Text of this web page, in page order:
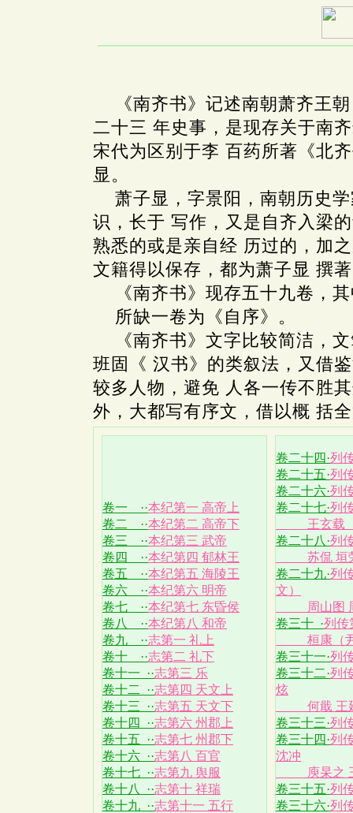
《南齐书》记述南朝萧齐王朝
二十三 年史事，是现存关于南
宋代为区别于李 百药所著《北
显。
萧子显，字景阳，南朝历史学
识，长于 写作，又是自齐入梁
熟悉的或是亲自经 历过的，加
文籍得以保存，都为萧子显 撰
《南齐书》现存五十九卷，其
所缺一卷为《自序》。
《南齐书》文字比较简洁，文
班固《 汉书》的类叙法，又借
较多人物，避免 人各一传不胜
外，大都写有序文，借以概 括
卷一 ··本纪第一 高帝上
卷二 ··本纪第二 高帝下
卷三 ··本纪第三 武帝
卷四 ··本纪第四 郁林王
卷五 ··本纪第五 海陵王
卷六 ··本纪第六 明帝
卷七 ··本纪第七 东昏侯
卷八 ··本纪第八 和帝
卷九 ··志第一 礼上
卷十 ··志第二 礼下
卷十一 ··志第三 乐
卷十二 ··志第四 天文上
卷十三 ··志第五 天文下
卷十四 ··志第六 州郡上
卷十五 ··志第七 州郡下
卷十六 ··志第八 百官
卷十七 ··志第九 舆服
卷十八 ··志第十 祥瑞
卷十九 ··志第十一 五行
卷二十四·列
卷二十五·列
卷二十六·列
卷二十七·列
王玄载（
卷二十八·列
苏侃 垣
卷二十九·列
文）
周山图 周
卷三十 ·列传
桓康（尹
卷三十一·列
卷三十二·列
炫
何戢 王
卷三十三·列
卷三十四·列
沈冲
庾杲之
卷三十五·列
卷三十六·列